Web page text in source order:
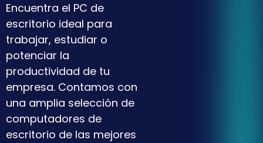
Encuentra el PC de
escritorio ideal para
trabajar, estudiar o
potenciar la
productividad de tu
empresa. Contamos con
una amplia selección de
computadores de
escritorio de las mejores